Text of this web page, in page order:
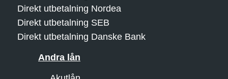
Direkt utbetalning Nordea
Direkt utbetalning SEB
Direkt utbetalning Danske Bank
Andra lån